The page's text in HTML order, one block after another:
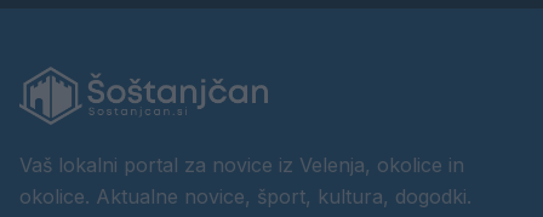
Vaš lokalni portal za novice iz Velenja, okolice in
okolice. Aktualne novice, šport, kultura, dogodki.